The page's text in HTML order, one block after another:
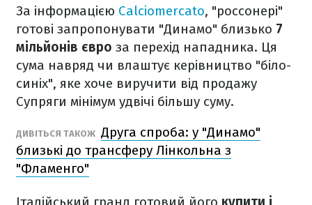
За інформацією Calciomercato, "россонері"
готові запропонувати "Динамо" близько 7
мільйонів євро за перехід нападника. Ця
сума навряд чи влаштує керівництво "біло-
синіх", яке хоче виручити від продажу
Супряги мінімум удвічі більшу суму.
ДИВІТЬСЯ ТАКОЖ Друга спроба: у "Динамо"
близькі до трансферу Лінкольна з
"Фламенго"